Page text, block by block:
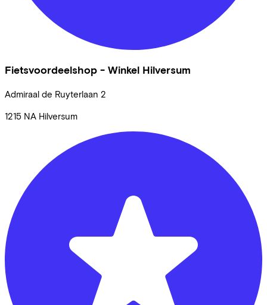
Fietsvoordeelshop - Winkel Hilversum
Admiraal de Ruyterlaan 2
1215 NA Hilversum